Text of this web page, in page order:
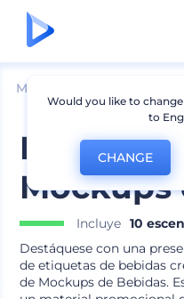
Mockups
Paquete
Mockups
Incluye 10
Destáquese con una
de etiquetas de bebidas
de Mockups de Bebidas.
Would you like to
to
CHANGE